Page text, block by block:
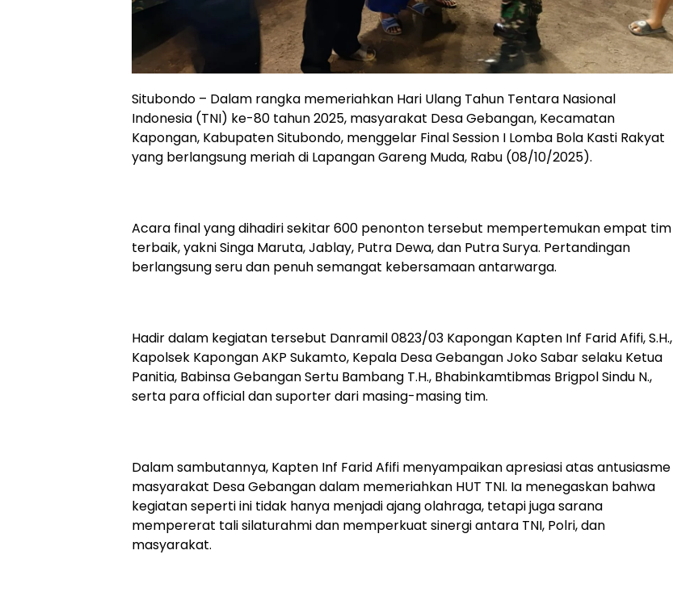
Situbondo – Dalam rangka memeriahkan Hari Ulang Tahun Tentara Nasional
Indonesia (TNI) ke-80 tahun 2025, masyarakat Desa Gebangan, Kecamatan
Kapongan, Kabupaten Situbondo, menggelar Final Session I Lomba Bola Kasti Rakyat
yang berlangsung meriah di Lapangan Gareng Muda, Rabu (08/10/2025).
Acara final yang dihadiri sekitar 600 penonton tersebut mempertemukan empat tim
terbaik, yakni Singa Maruta, Jablay, Putra Dewa, dan Putra Surya. Pertandingan
berlangsung seru dan penuh semangat kebersamaan antarwarga.
Hadir dalam kegiatan tersebut Danramil 0823/03 Kapongan Kapten Inf Farid Afifi, S.H.,
Kapolsek Kapongan AKP Sukamto, Kepala Desa Gebangan Joko Sabar selaku Ketua
Panitia, Babinsa Gebangan Sertu Bambang T.H., Bhabinkamtibmas Brigpol Sindu N.,
serta para official dan suporter dari masing-masing tim.
Dalam sambutannya, Kapten Inf Farid Afifi menyampaikan apresiasi atas antusiasme
masyarakat Desa Gebangan dalam memeriahkan HUT TNI. Ia menegaskan bahwa
kegiatan seperti ini tidak hanya menjadi ajang olahraga, tetapi juga sarana
mempererat tali silaturahmi dan memperkuat sinergi antara TNI, Polri, dan
masyarakat.